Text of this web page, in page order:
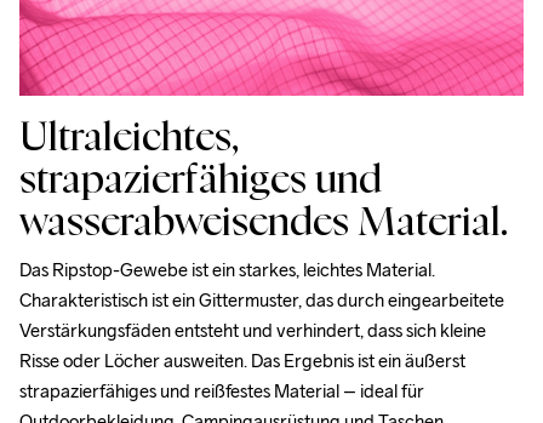
Ultraleichtes,
strapazierfähiges und
wasserabweisendes Material.
Das Ripstop-Gewebe ist ein starkes, leichtes Material.
Charakteristisch ist ein Gittermuster, das durch eingearbeitete
Verstärkungsfäden entsteht und verhindert, dass sich kleine
Risse oder Löcher ausweiten. Das Ergebnis ist ein äußerst
strapazierfähiges und reißfestes Material – ideal für